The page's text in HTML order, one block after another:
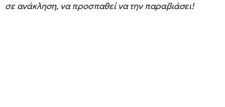
σε ανάκληση, να προσπαθεί να την παραβιάσει!